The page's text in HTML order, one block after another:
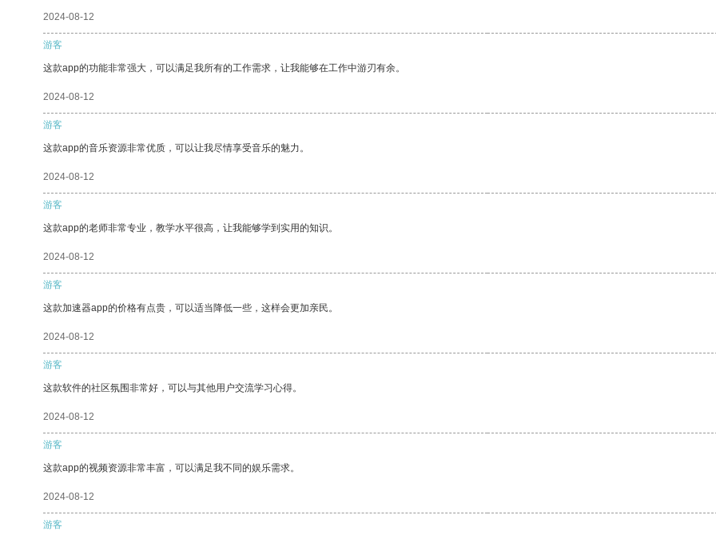
2024-08-12
游客
这款app的功能非常强大，可以满足我所有的工作需求，让我能够在工作中游刃有余。
2024-08-12
游客
这款app的音乐资源非常优质，可以让我尽情享受音乐的魅力。
2024-08-12
游客
这款app的老师非常专业，教学水平很高，让我能够学到实用的知识。
2024-08-12
游客
这款加速器app的价格有点贵，可以适当降低一些，这样会更加亲民。
2024-08-12
游客
这款软件的社区氛围非常好，可以与其他用户交流学习心得。
2024-08-12
游客
这款app的视频资源非常丰富，可以满足我不同的娱乐需求。
2024-08-12
游客